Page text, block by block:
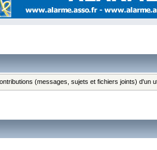
(messages, sujets et fichiers joints)